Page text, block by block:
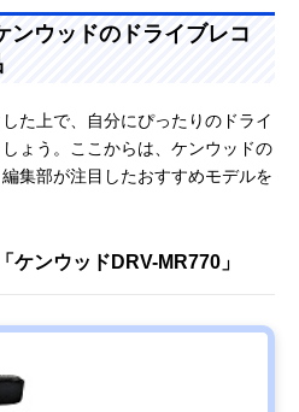
ンウッドのドライブレコ
た上で、自分にぴったりのドライ
ょう。ここからは、ケンウッドの
集部が注目したおすすめモデルを
ケンウッドDRV-MR770」